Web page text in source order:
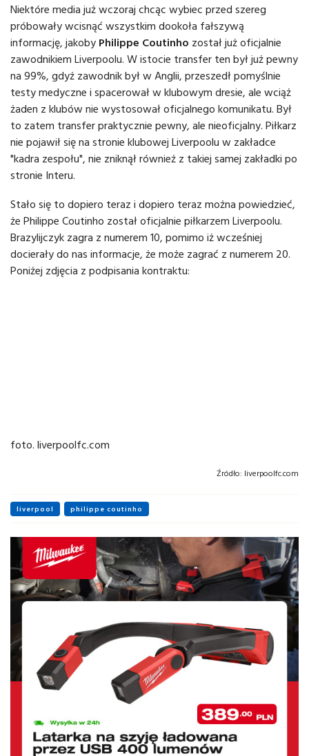
Niektóre media już wczoraj chcąc wybiec przed szereg
próbowały wcisnąć wszystkim dookoła fałszywą
informację, jakoby Philippe Coutinho został już oficjalnie
zawodnikiem Liverpoolu. W istocie transfer ten był już pewny
na 99%, gdyż zawodnik był w Anglii, przeszedł pomyślnie
testy medyczne i spacerował w klubowym dresie, ale wciąż
żaden z klubów nie wystosował oficjalnego komunikatu. Był
to zatem transfer praktycznie pewny, ale nieoficjalny. Piłkarz
nie pojawił się na stronie klubowej Liverpoolu w zakładce
"kadra zespołu", nie zniknął również z takiej samej zakładki po
stronie Interu.
Stało się to dopiero teraz i dopiero teraz można powiedzieć,
że Philippe Coutinho został oficjalnie piłkarzem Liverpoolu.
Brazylijczyk zagra z numerem 10, pomimo iż wcześniej
docierały do nas informacje, że może zagrać z numerem 20.
Poniżej zdjęcia z podpisania kontraktu:
foto. liverpoolfc.com
Źródło: liverpoolfc.com
liverpool philippe coutinho